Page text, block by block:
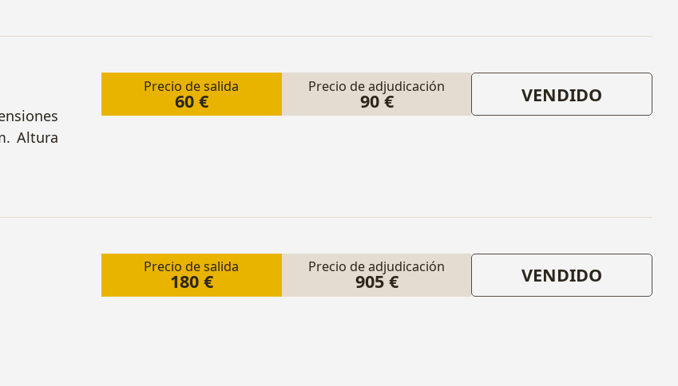
Precio de salida
60 €
Precio de adjudicación
90 € VENDIDO
Altura
Precio de salida
180 €
Precio de adjudicación
905 € VENDIDO